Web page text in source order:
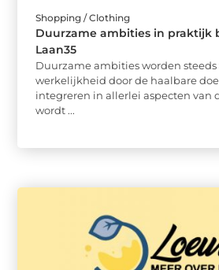
Shopping / Clothing
Duurzame ambities in praktijk
Laan35
Duurzame ambities worden steeds
werkelijkheid door de haalbare
integreren in allerlei aspecten van
wordt ...